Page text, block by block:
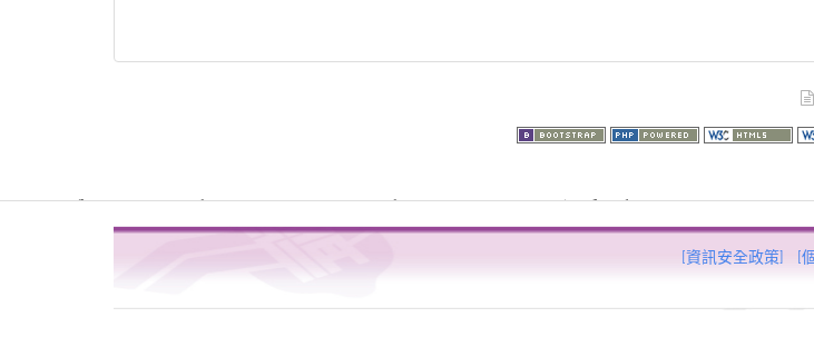
[資訊安全政策] [
Warning: file_get_contents(http://www.geoplugin.net/php.gp?ip=216.73.216.254): failed to open stream: HTTP
/usr/local/dokuwiki2017/lib/plugins/quickstats/action.phpon line457